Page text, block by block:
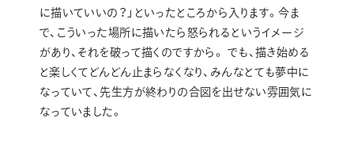
に描いていいの？」といったところから入ります。今ま
で、こういった場所に描いたら怒られるというイメージ
があり、それを破って描くのですから。 でも、描き始める
と楽しくてどんどん止まらなくなり、みんなとても夢中に
なっていて、先生方が終わりの合図を出せない雰囲気に
なっていました。